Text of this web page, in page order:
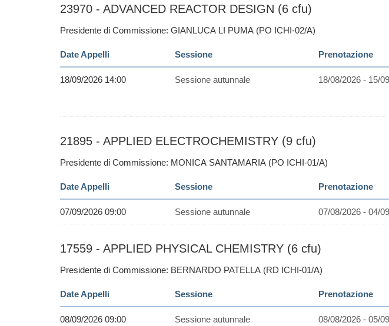
23970 - ADVANCED REACTOR DESIGN (6 cfu)
Presidente di Commissione: GIANLUCA LI PUMA (PO ICHI-02/A)
Date Appelli Sessione Prenotazione
18/09/2026 14:00 Sessione autunnale 18/08/2026 - 15/
21895 - APPLIED ELECTROCHEMISTRY (9 cfu)
Presidente di Commissione: MONICA SANTAMARIA (PO ICHI-01/A)
Date Appelli Sessione Prenotazione
07/09/2026 09:00 Sessione autunnale 07/08/2026 - 04/
17559 - APPLIED PHYSICAL CHEMISTRY (6 cfu)
Presidente di Commissione: BERNARDO PATELLA (RD ICHI-01/A)
Date Appelli Sessione Prenotazione
08/09/2026 09:00 Sessione autunnale 08/08/2026 - 05/